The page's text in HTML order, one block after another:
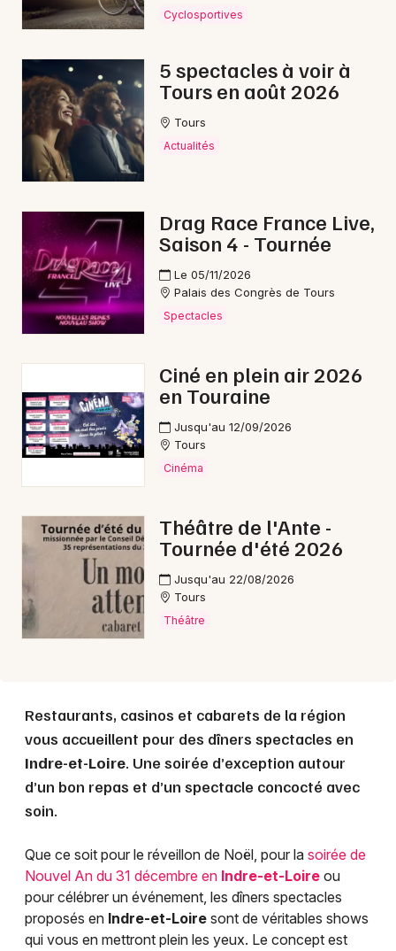
Dîner spectacle dans le Centre-Val de Loire
Newsletter des sorties
Artistes en tournée
Magazine en Indre-et-Loire
37 - Indre-et-Loire
Choisir mes départements
Mon email
Je m'abonne
Cyclosportives
5 spectacles à voir à
Tours en août 2026
Tours
Actualités
Drag Race France Live,
Saison 4 - Tournée
Le 05/11/2026
Palais des Congrès de Tours
Spectacles
Ciné en plein air 2026
en Touraine
Jusqu'au 12/09/2026
Tours
Cinéma
Théâtre de l'Ante -
Tournée d'été 2026
Jusqu'au 22/08/2026
Tours
Théâtre
Restaurants, casinos et cabarets de la région
vous accueillent pour des dîners spectacles en
Indre-et-Loire. Une soirée d’exception autour
d’un bon repas et d’un spectacle concocté avec
soin.
Que ce soit pour le réveillon de Noël, pour la soirée de
Nouvel An du 31 décembre en Indre-et-Loire ou
pour célébrer un événement, les dîners spectacles
proposés en Indre-et-Loire sont de véritables shows
qui vous en mettront plein les yeux. Le concept est